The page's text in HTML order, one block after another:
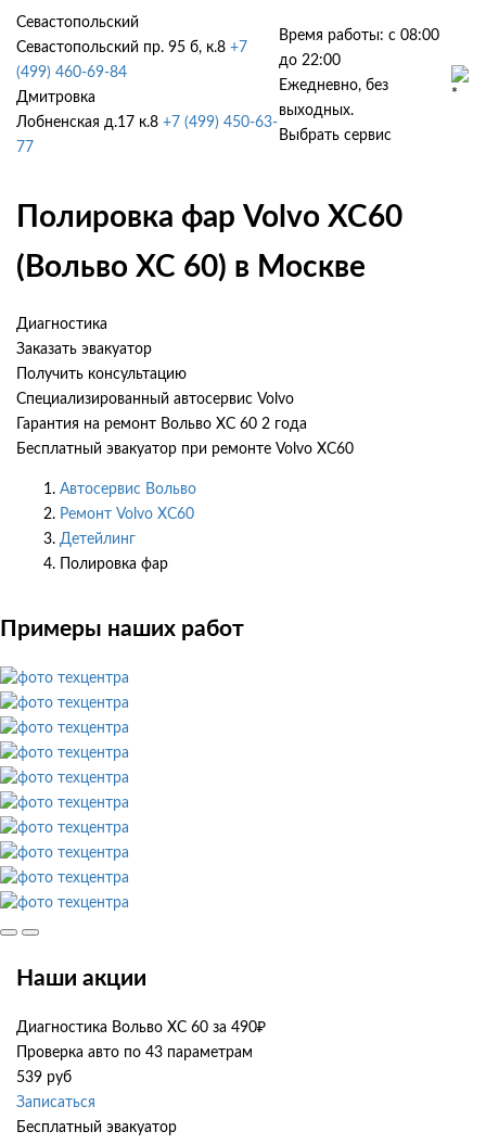
Севастопольский
Севастопольский пр. 95 б, к.8 +7
(499) 460-69-84
Дмитровка
Лобненская д.17 к.8 +7 (499) 450-63-
77
Время работы: с 08:00
до 22:00
Ежедневно, без
выходных.
Выбрать сервис
Полировка фар Volvo XC60
(Вольво ХС 60) в Москве
Диагностика
Заказать эвакуатор
Получить консультацию
Специализированный автосервис Volvo
Гарантия на ремонт Вольво ХС 60 2 года
Бесплатный эвакуатор при ремонте Volvo XC60
Автосервис Вольво
Ремонт Volvo XC60
Детейлинг
Полировка фар
Примеры наших работ
Наши акции
Диагностика Вольво ХС 60 за 490₽
Проверка авто по 43 параметрам
539 руб
Записаться
Бесплатный эвакуатор